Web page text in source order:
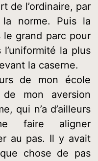
de l’ordinaire, par
norme. Puis la
le grand parc pour
la plus
la caserne.
de mon école
mon aversion
qui n’a d’ailleurs
faire aligner
au pas. Il y avait
chose de pas